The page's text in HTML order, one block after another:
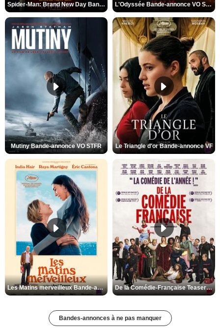
Spider-Man: Brand New Day Bande-annonce VO STFR L'Odyssée Bande-annonce VO STFR
Mutiny Bande-annonce VO STFR Le Triangle d'or Bande-annonce VF
Les Matins merveilleux Bande-annonce VF De la Comédie-Française Teaser VF
Bandes-annonces à ne pas manquer